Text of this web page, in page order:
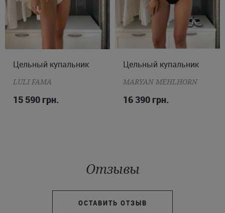
S M
Цельный купальник
LULI FAMA
15 590 грн.
M L XL 2XL
Цельный купальник
MARYAN MEHLHORN
16 390 грн.
Отзывы
ОСТАВИТЬ ОТЗЫВ